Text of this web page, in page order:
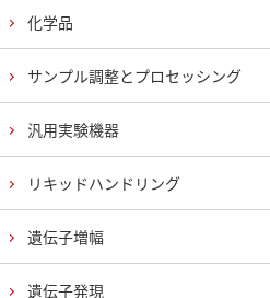
化学品
サンプル調整とプロセッシング
汎用実験機器
リキッドハンドリング
遺伝子増幅
遺伝子発現